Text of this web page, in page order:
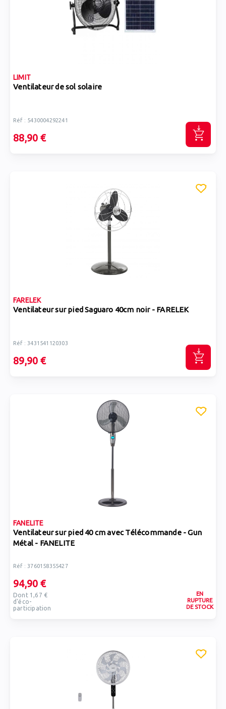
LIMIT
Ventilateur de sol solaire
Réf : 5430004292241
88,90 €
FARELEK
Ventilateur sur pied Saguaro 40cm noir - FARELEK
Réf : 3431541120303
89,90 €
FANELITE
Ventilateur sur pied 40 cm avec Télécommande - Gun
Métal - FANELITE
Réf : 3760158355427
94,90 €
Dont 1,67 €
d'éco-
participation
EN
RUPTURE
DE STOCK